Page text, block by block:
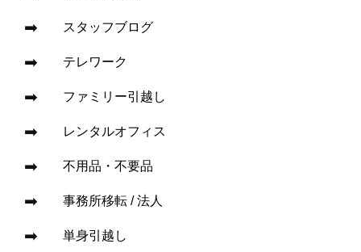
スタッフブログ
テレワーク
ファミリー引越し
レンタルオフィス
不用品・不要品
事務所移転 / 法人
単身引越し